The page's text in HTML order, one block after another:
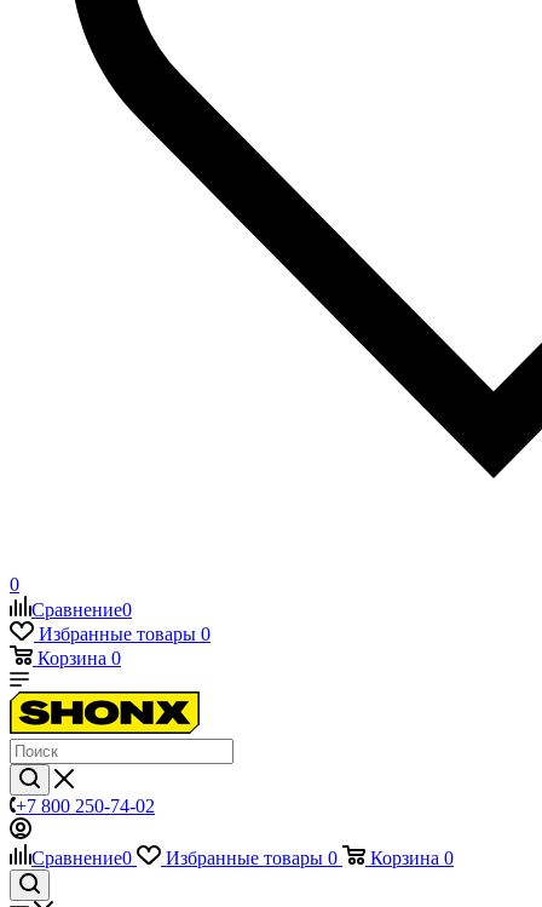
0
Сравнение0
Избранные товары 0
Корзина 0
+7 800 250-74-02
Сравнение0 Избранные товары 0 Корзина 0